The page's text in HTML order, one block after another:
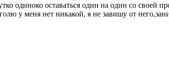
одиноко оставаться один на один со
у меня нет никакой, я не завишу от